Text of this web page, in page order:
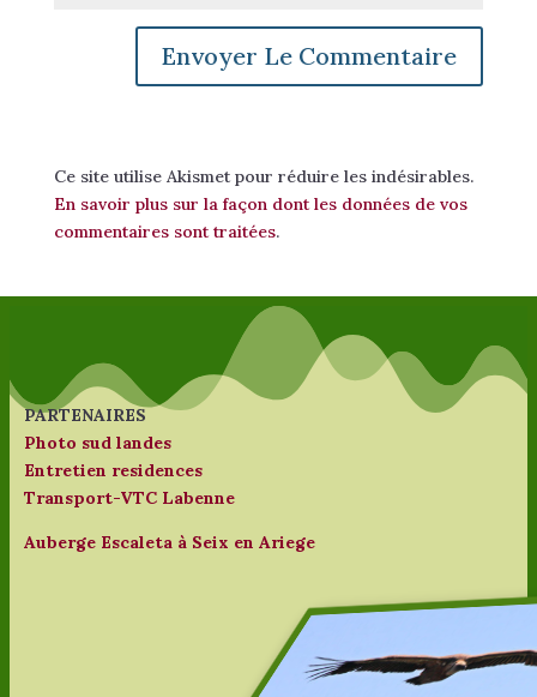
Ce site utilise Akismet pour réduire les indésirables.
En savoir plus sur la façon dont les données de vos
commentaires sont traitées.
PARTENAIRES
Photo sud landes
Entretien residences
Transport-VTC Labenne
Auberge Escaleta à Seix en Ariege